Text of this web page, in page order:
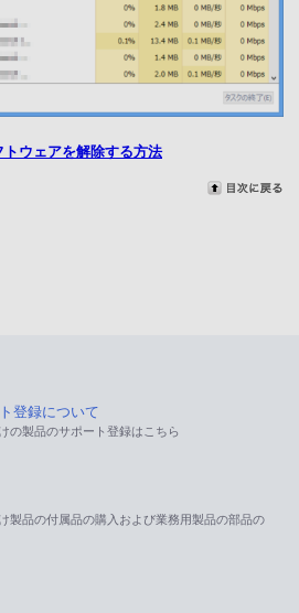
トウェアを解除する方法
登録について
の製品のサポート登録はこちら
製品の付属品の購入および業務用製品の部品の